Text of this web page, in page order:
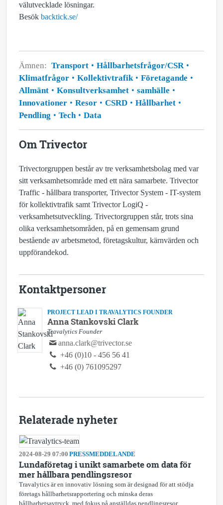
välutvecklade lösningar.
Besök backtick.se/
Ämnen: Transport
Hållbarhetsfrågor/CSR
Klimatfrågor
Kollektivtrafik
Företagande
Allmänt
Konsultverksamhet
samhälle
Innovationer
Resor CSRD
Hållbarhet
Pendling
Tech Data
Om Trivector
Trivectorgruppen består av tre verksamhetsbolag med var
sitt verksamhetsområde med ett nära samarbete. Trivector
Traffic - hållbara transporter, Trivector System - IT-system
för kollektivtrafik samt Trivector LogiQ -
verksamhetsutveckling. Trivectorgruppen står, trots sina
olika verksamhetsområden, på en gemensam grund
bestående av arbetsmetod, företagskultur, kärnvärden och
uppförandekod.
Kontaktpersoner
PROJECT LEAD I TRAVALYTICS FOUNDER
Anna Stankovski Clark
Travalytics Founder
anna.clark@trivector.se
+46 (0)10 - 456 56 41
+46 (0) 761095297
Relaterade nyheter
2024-08-29 07:00 PRESSMEDDELANDE
Lundaföretag i unikt samarbete om data för
mer hållbara pendlingsresor
Travalytics är en innovativ lösning som är designad för att stödja
företags hållbarhetsrapportering och minska deras
hållbarhetsavtryck, med fokus på anställdas pendlingsresor.